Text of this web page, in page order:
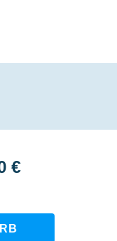
€Aktueller